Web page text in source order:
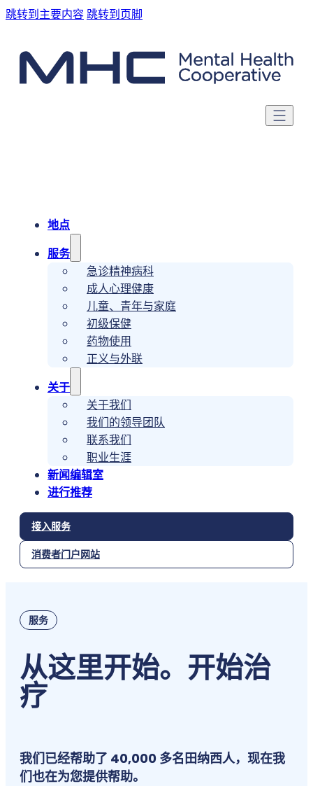
跳转到主要内容跳转到页脚
地点
服务
急诊精神病科
成人心理健康
儿童、青年与家庭
初级保健
药物使用
正义与外联
关于
关于我们
我们的领导团队
联系我们
职业生涯
新闻编辑室
进行推荐
接入服务
消费者门户网站
从这里开始。开始治
疗
服务
我们已经帮助了 40,000 多名田纳西人，现在我
们也在为您提供帮助。